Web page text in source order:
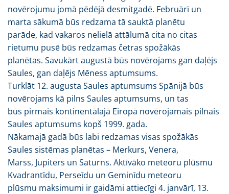
novērojumu jomā pēdējā desmitgadē. Februārī un
marta sākumā būs redzama tā sauktā planētu
parāde, kad vakaros nelielā attālumā cita no citas
rietumu pusē būs redzamas četras spožākās
planētas. Savukārt augustā būs novērojams gan daļējs
Saules, gan daļējs Mēness aptumsums.
Turklāt 12. augusta Saules aptumsums Spānijā būs
novērojams kā pilns Saules aptumsums, un tas
būs pirmais kontinentālajā Eiropā novērojamais pilnais
Saules aptumsums kopš 1999. gada.
Nākamajā gadā būs labi redzamas visas spožākās
Saules sistēmas planētas – Merkurs, Venera,
Marss, Jupiters un Saturns. Aktīvāko meteoru plūsmu
Kvadrantīdu, Perseīdu un Geminīdu meteoru
plūsmu maksimumi ir gaidāmi attiecīgi 4. janvārī, 13.